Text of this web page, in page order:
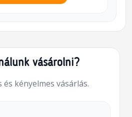
vásárolni?
kényelmes vásárlás.